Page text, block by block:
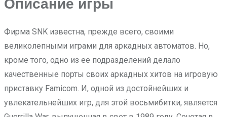
Описание игры
Фирма SNK известна, прежде всего, своими
великолепными играми для аркадных автоматов. Но,
кроме того, одно из ее подразделений делало
качественные порты своих аркадных хитов на игровую
приставку Famicom. И, одной из достойнейших и
увлекательнейших игр, для этой восьмибитки, является